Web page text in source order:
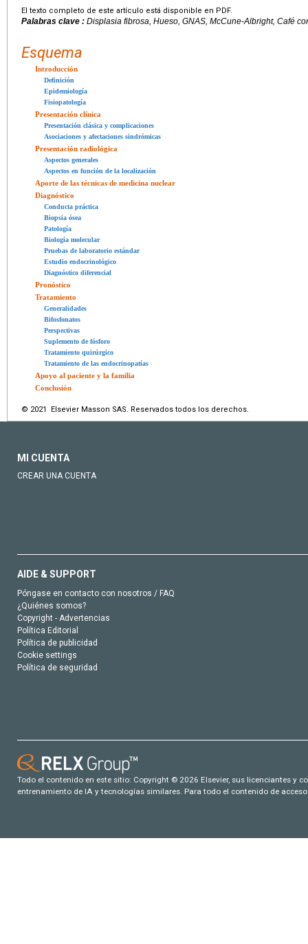
El texto completo de este artículo está disponible en PDF.
Palabras clave : Displasia fibrosa, Hueso, GNAS, McCune-Albright, Café
Esquema
Introducción
Definición
Epidemiología
Fisiopatología
Presentación clínica
Presentación clásica y complicaciones
Asociaciones y afectaciones sindrómicas
Presentación radiológica
Aspectos generales
Aspectos en función de la localización
Aporte de las técnicas de medicina nuclear
Diagnóstico
Conducta práctica
Biopsia ósea
Patología
Biología molecular
Pruebas de laboratorio estándar
Estudio endocrinológico
Diagnóstico diferencial
Pronóstico
Tratamiento
Generalidades
Bifosfonatos
Perspectivas
Suplemento de fósforo
Tratamiento quirúrgico
Tratamiento de las endocrinopatías
Apoyo al paciente y la familia
Conclusión
© 2021 Elsevier Masson SAS. Reservados todos los derechos.
MI CUENTA
CREAR UNA CUENTA
AIDE & SUPPORT
Póngase en contacto con nosotros / FAQ
¿Quiénes somos?
Copyright - Advertencias
Política Editorial
Política de publicidad
Cookie settings
Política de seguridad
Todo el contenido en este sitio: Copyright © 2026 Elsevier, sus licenciantes y
entrenamiento de IA y tecnologías similares. Para todo el contenido de